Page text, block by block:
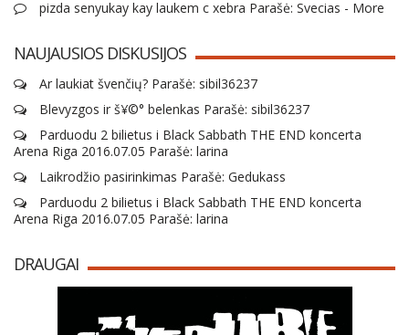
pizda senyukay kay laukem c xebra Parašė: Svecias - More
NAUJAUSIOS DISKUSIJOS
Ar laukiat švenčių? Parašė: sibil36237
Blevyzgos ir š¥©° belenkas Parašė: sibil36237
Parduodu 2 bilietus i Black Sabbath THE END koncerta
Arena Riga 2016.07.05 Parašė: larina
Laikrodžio pasirinkimas Parašė: Gedukass
Parduodu 2 bilietus i Black Sabbath THE END koncerta
Arena Riga 2016.07.05 Parašė: larina
DRAUGAI